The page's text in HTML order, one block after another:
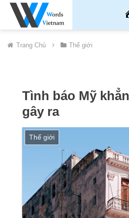
Trang Chủ Thế giới
Tình báo Mỹ
gây ra
Thế giới